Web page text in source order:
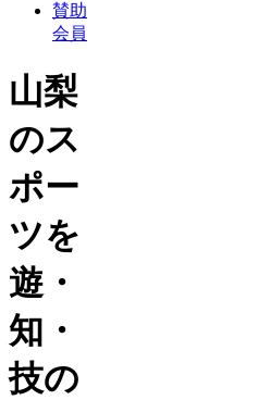
賛助
会員
山梨
のス
ポー
ツを
遊・
知・
技の